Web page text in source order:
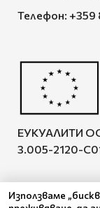
Телефон: +359
ЕУКУАЛИТИ
3.005-2120-
Използваме